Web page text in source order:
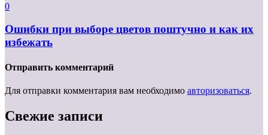
0
Ошибки при выборе цветов поштучно и как их
избежать
Отправить комментарий
Для отправки комментария вам необходимо авторизоваться.
Свежие записи